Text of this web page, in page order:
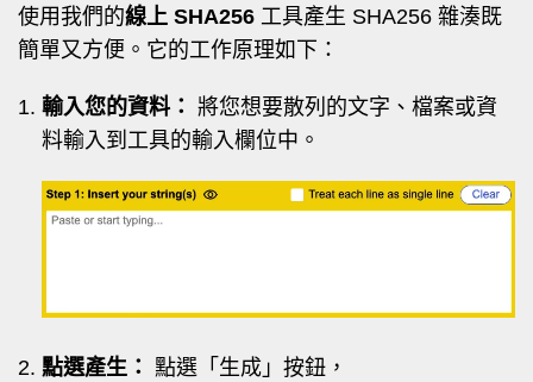
使用我們的線上 SHA256 工具產生 SHA256 雜湊既
簡單又方便。它的工作原理如下：
輸入您的資料： 將您想要散列的文字、檔案或資
料輸入到工具的輸入欄位中。
點選產生： 點選「生成」按鈕，